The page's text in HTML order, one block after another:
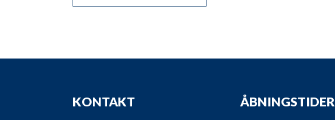
KONTAKT ÅBNINGSTIDER